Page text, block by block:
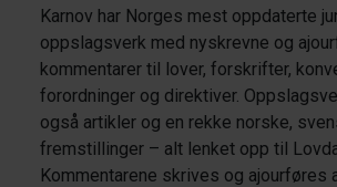
Karnov har Norges mest oppdaterte
oppslagsverk med nyskrevne og
kommentarer til lover, forskrifter,
forordninger og direktiver.
også artikler og en rekke norske,
fremstillinger – alt lenket opp til
Kommentarene skrives og ajourføres